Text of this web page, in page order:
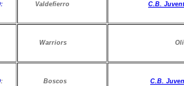
Valdefierro C.B.
Warriors
: Boscos C.B.